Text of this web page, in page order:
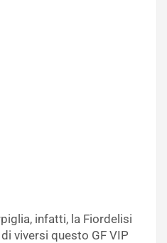
infatti, la Fiordelisi
viversi questo GF VIP